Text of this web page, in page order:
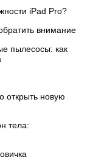
iPad Pro?
внимание
пылесосы: как
открыть новую
тела: